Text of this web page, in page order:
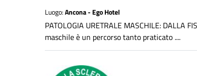
Luogo:Ancona - Ego Hotel
PATOLOGIA URETRALE MASCHILE: DALLA
maschile è un percorso tanto praticato ....